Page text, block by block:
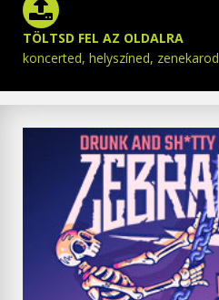
TÖLTSD FEL AZ OLDALRA
koncerted, helyszíned, zenekarod